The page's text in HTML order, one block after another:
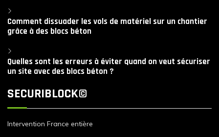
Comment dissuader les vols de matériel sur un chantier
grâce à des blocs béton
Quelles sont les erreurs à éviter quand on veut sécuriser
un site avec des blocs béton ?
SECURIBLOCK©
Intervention France entière